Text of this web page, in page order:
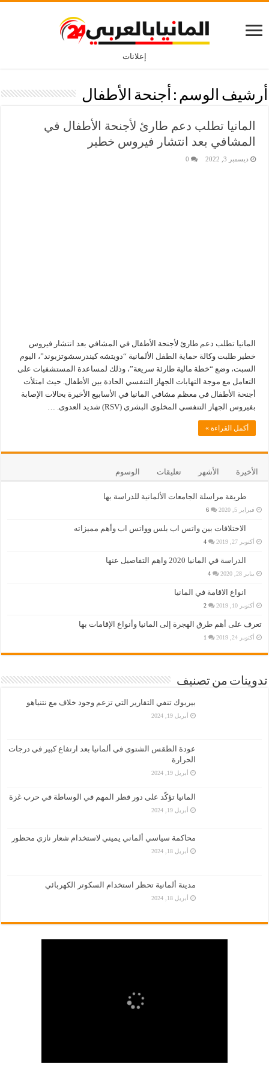
إعلانات
أرشيف الوسم : أجنحة الأطفال
المانيا تطلب دعم طارئ لأجنحة الأطفال في
المشافي بعد انتشار فيروس خطير
ديسمبر 3, 2022 0
المانيا تطلب دعم طارئ لأجنحة الأطفال في المشافي بعد انتشار فيروس
خطير طلبت وكالة حماية الطفل الألمانية “دويتشه كيندرسشوتزبوند”، اليوم
السبت، وضع “خطة مالية طارئة سريعة”، وذلك لمساعدة المستشفيات على
التعامل مع موجة التهابات الجهاز التنفسي الحادة بين الأطفال. حيث امتلأت
أجنحة الأطفال في معظم مشافي المانيا في الأسابيع الأخيرة بحالات الإصابة
بفيروس الجهاز التنفسي المخلوي البشري (RSV) شديد العدوى. …
أكمل القراءة »
الأخيرة الأشهر تعليقات الوسوم
طريقة مراسلة الجامعات الألمانية للدراسة بها
فبراير 5, 2020 6
الاختلافات بين واتس اب بلس وواتس اب وأهم مميزاته
أكتوبر 27, 2019 4
الدراسة في المانيا 2020 واهم التفاصيل عنها
يناير 28, 2020 4
انواع الاقامة في المانيا
أكتوبر 10, 2019 2
تعرف على أهم طرق الهجرة إلى المانيا وأنواع الإقامات بها
أكتوبر 24, 2019 1
تدوينات من تصنيف
بيربوك تنفي التقارير التي تزعم وجود خلاف مع نتنياهو
أبريل 19, 2024
عودة الطقس الشتوي في ألمانيا بعد ارتفاع كبير في درجات
الحرارة
أبريل 19, 2024
المانيا تؤكّد على دور قطر المهم في الوساطة في حرب غزة
أبريل 19, 2024
محاكمة سياسي ألماني يميني لاستخدام شعار نازي محظور
أبريل 18, 2024
مدينة ألمانية تحظر استخدام السكوتر الكهربائي
أبريل 18, 2024